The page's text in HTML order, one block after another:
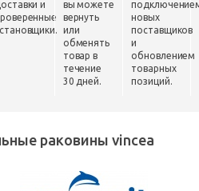
и
вы можете
вернуть
или
обменять
товар в
течение
30 дней.
новых
поставщиков
и
обновлением
товарных
позиций.
раковины vincea